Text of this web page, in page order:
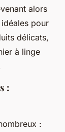
alors
pour
délicats,
à linge
:
: